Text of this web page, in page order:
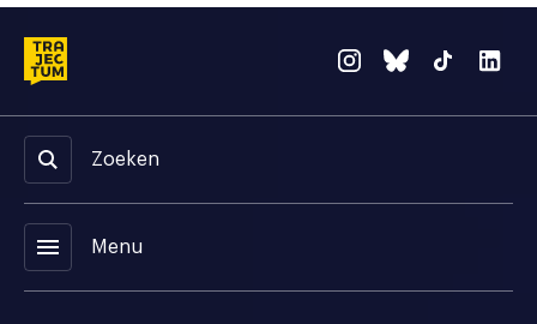
Zoeken
menu Menu